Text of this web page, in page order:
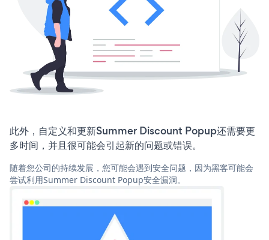
此外，自定义和更新Summer Discount Popup还需要更
多时间，并且很可能会引起新的问题或错误。
随着您公司的持续发展，您可能会遇到安全问题，因为黑客可能会
尝试利用Summer Discount Popup安全漏洞。